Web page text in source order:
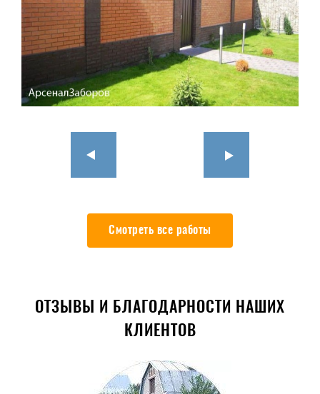
Смотреть все работы
ОТЗЫВЫ И БЛАГОДАРНОСТИ НАШИХ
КЛИЕНТОВ